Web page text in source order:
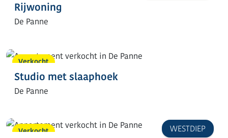
Rijwoning
De Panne
Verkocht
Studio met slaaphoek
De Panne
Verkocht WESTDIEP